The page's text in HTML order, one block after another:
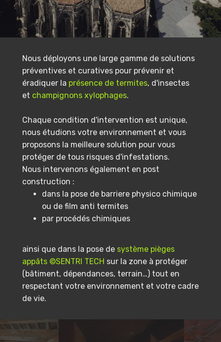
Nous déployons une large gamme de solutions
préventives et curatives pour prévenir et
éradiquer la présence de termites, d'insectes
et champignons xylophages.
Chaque condition d'intervention est unique,
nous étudions votre environnement et vous
proposons la meilleure solution pour vous
protéger de tous risques d'infestations.
Nous intervenons également en post
construction :
dans la pose de barriere physico chimique
ou de film anti termites
par procédés chimiques
ainsi que dans la pose de système pièges
appâts ©SENTRI TECH sur la zone à protéger
(bâtiment, dépendances, terrain…) tout en
respectant votre environnement et votre cadre
de vie.